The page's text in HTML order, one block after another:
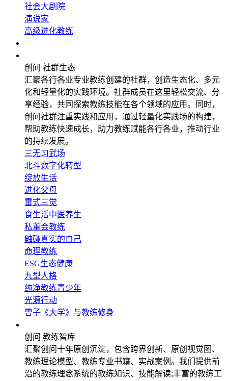
社会大剧院
演说家
高级进化教练
创问 社群生态
汇聚各行各业专业教练创建的社群，创造生态化、多元
化和轻量化的实践环境。社群成员在这里轻松交流、分
享经验，共同探索教练技能在各个领域的应用。同时，
创问社群注重实践和应用，通过轻量化实践场的构建，
帮助教练快速成长，助力教练赋能各行各业，推动行业
的持续发展。
三无习武场
北斗数字化转型
绽放生活
进化父母
雷式三觉
食生活中医养生
私董会教练
触碰真实的自己
命理教练
ESG生态健康
九型人格
纯净教练青少年
光源行动
曾子《大学》与教练修身
创问 教练智库
汇聚创问十年原创沉淀，包含跨界创新、原创视觉图、
教练理论模型、教练专业书籍、实战案例。我们提供前
沿的教练理念系统的教练知识、技能解读;丰富的教练工